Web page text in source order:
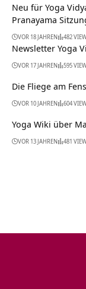
Neu für Yoga
Pranayama
VOR 18 JAHREN 482
Newsletter Yoga
VOR 17 JAHREN 595
Die Fliege am
VOR 10 JAHREN 604
Yoga Wiki über
VOR 13 JAHREN 481